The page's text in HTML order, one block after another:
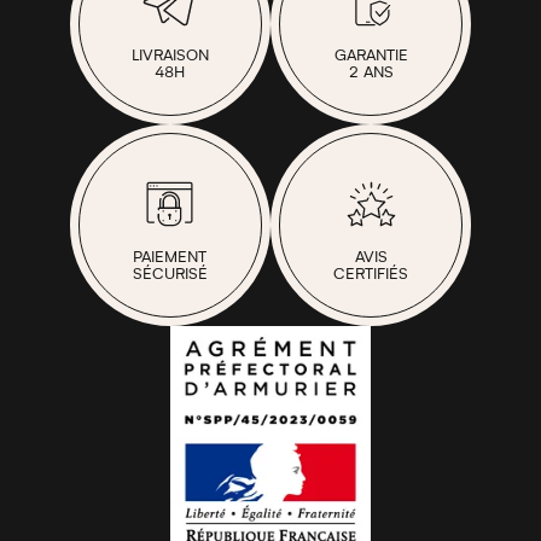
LIVRAISON
48H
GARANTIE
2 ANS
PAIEMENT
SÉCURISÉ
AVIS
CERTIFIÉS